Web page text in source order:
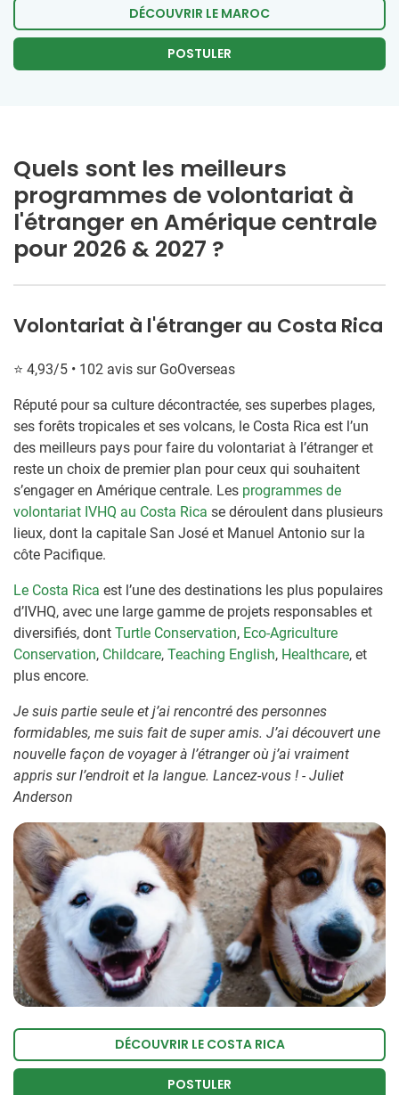
DÉCOUVRIR LE MAROC
POSTULER
Quels sont les meilleurs
programmes de volontariat à
l'étranger en Amérique centrale
pour 2026 & 2027 ?
Volontariat à l'étranger au Costa Rica
⭐ 4,93/5 • 102 avis sur GoOverseas
Réputé pour sa culture décontractée, ses superbes plages,
ses forêts tropicales et ses volcans, le Costa Rica est l’un
des meilleurs pays pour faire du volontariat à l’étranger et
reste un choix de premier plan pour ceux qui souhaitent
s’engager en Amérique centrale. Les programmes de
volontariat IVHQ au Costa Rica se déroulent dans plusieurs
lieux, dont la capitale San José et Manuel Antonio sur la
côte Pacifique.
Le Costa Rica est l’une des destinations les plus populaires
d’IVHQ, avec une large gamme de projets responsables et
diversifiés, dont Turtle Conservation, Eco-Agriculture
Conservation, Childcare, Teaching English, Healthcare, et
plus encore.
Je suis partie seule et j’ai rencontré des personnes
formidables, me suis fait de super amis. J’ai découvert une
nouvelle façon de voyager à l’étranger où j’ai vraiment
appris sur l’endroit et la langue. Lancez-vous ! - Juliet
Anderson
DÉCOUVRIR LE COSTA RICA
POSTULER